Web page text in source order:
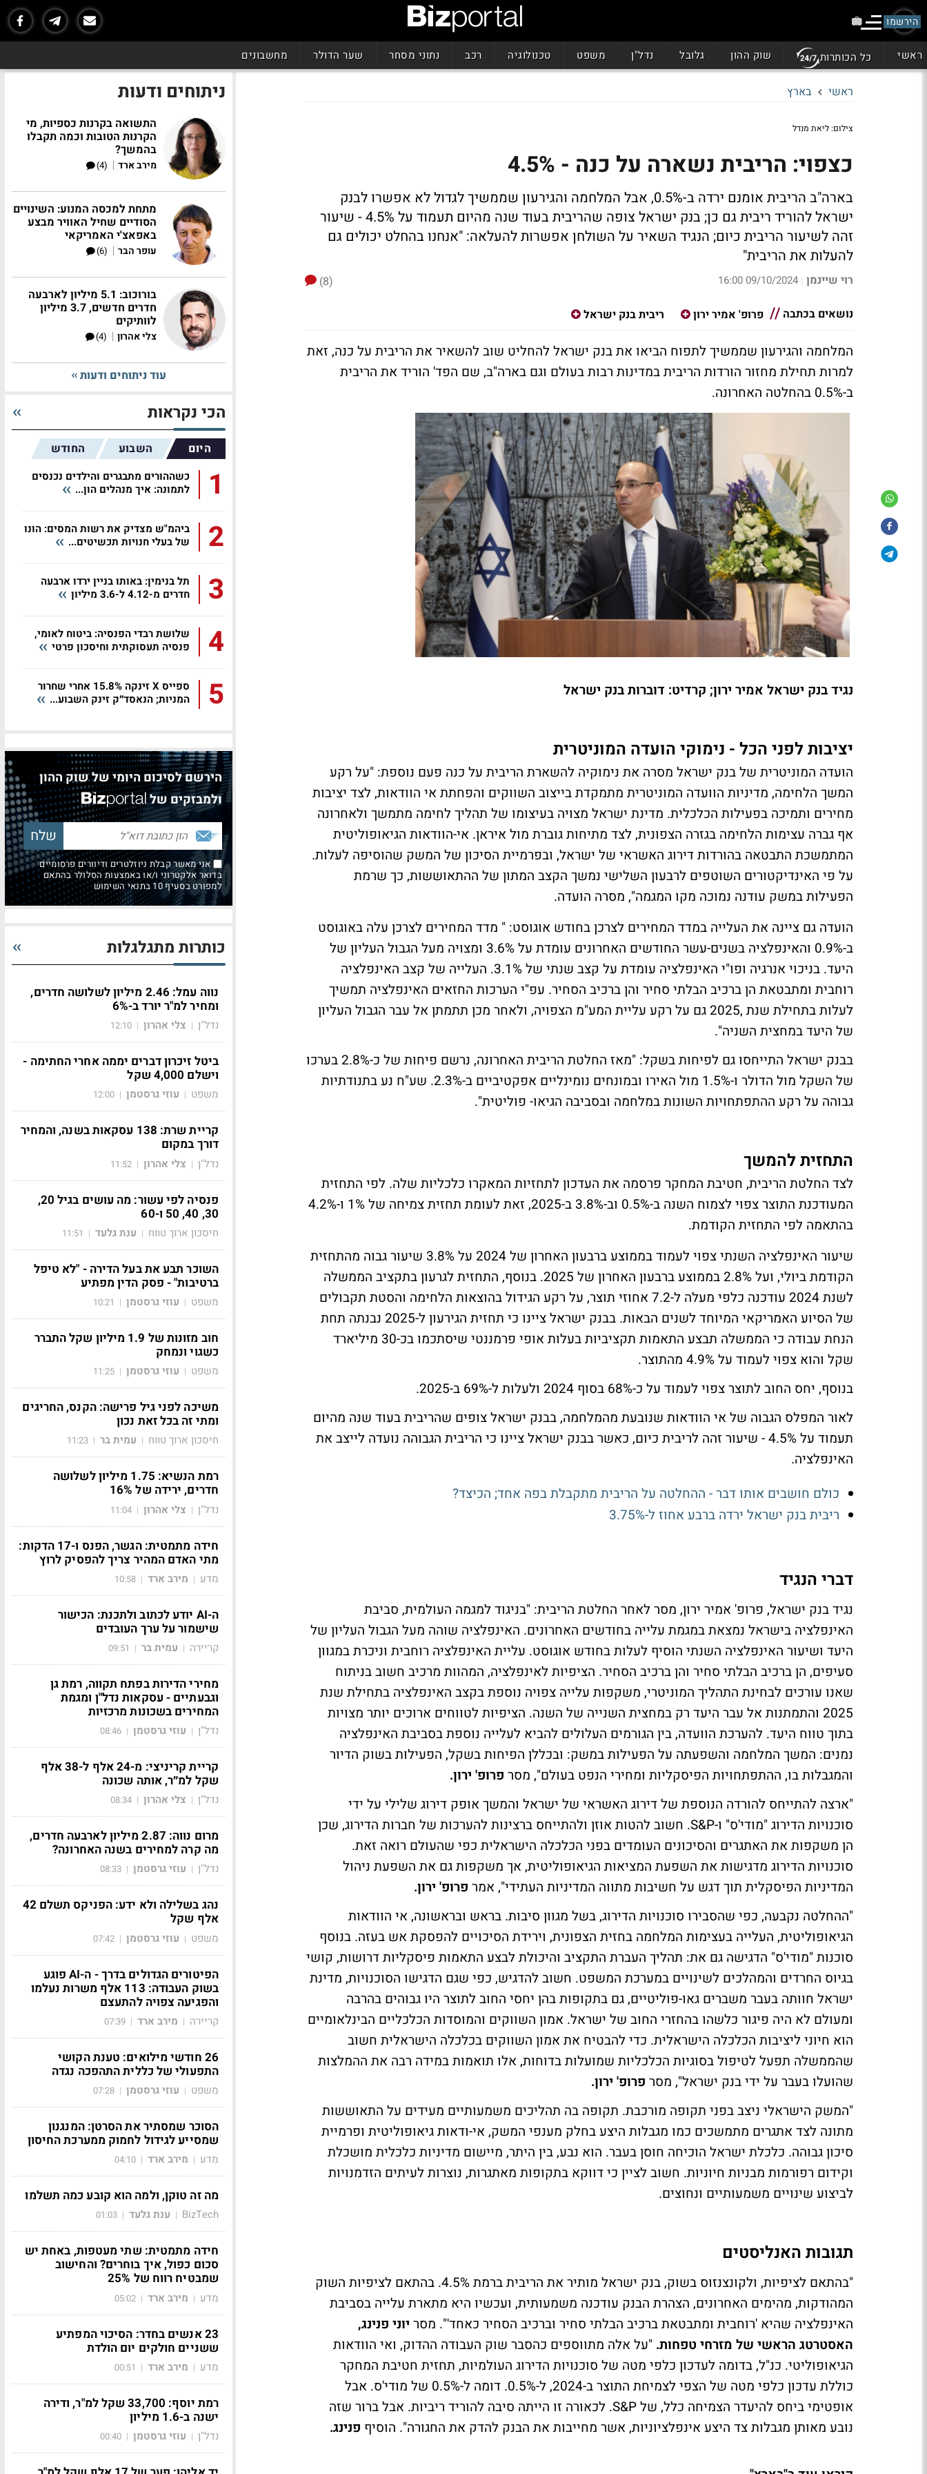
הירשמו
ראשי כל הכותרות שוק ההון גלובל נדל"ן משפט טכנולוגיה רכב נתוני מסחר שער הדולר מחשבונים
ראשי בארץ
צילום: ליאת מנדל
כצפוי: הריבית נשארה על כנה - 4.5%
בארה"ב הריבית אומנם ירדה ב-0.5%, אבל המלחמה והגירעון שממשיך לגדול לא אפשרו לבנק
ישראל להוריד ריבית גם כן; בנק ישראל צופה שהריבית בעוד שנה מהיום תעמוד על 4.5% - שיעור
זהה לשיעור הריבית כיום; הנגיד השאיר על השולחן אפשרות להעלאה: "אנחנו בהחלט יכולים גם
להעלות את הריבית"
רוי שיינמן |
09/10/2024 16:00
(8)
נושאים בכתבה
פרופ' אמיר ירון ריבית בנק ישראל
המלחמה והגירעון שממשיך לתפוח הביאו את בנק ישראל להחליט שוב להשאיר את הריבית על כנה, זאת
למרות תחילת מחזור הורדות הריבית במדינות רבות בעולם וגם בארה"ב, שם הפד' הוריד את הריבית
ב-0.5% בהחלטה האחרונה.
נגיד בנק ישראל אמיר ירון; קרדיט: דוברות בנק ישראל
יציבות לפני הכל - נימוקי הועדה המוניטרית
הועדה המוניטרית של בנק ישראל מסרה את נימוקיה להשארת הריבית על כנה פעם נוספת: "על רקע
המשך הלחימה, מדיניות הוועדה המוניטרית מתמקדת בייצוב השווקים והפחתת אי הוודאות, לצד יציבות
מחירים ותמיכה בפעילות הכלכלית. מדינת ישראל מצויה בעיצומו של תהליך לחימה מתמשך ולאחרונה
אף גברה עצימות הלחימה בגזרה הצפונית, לצד מתיחות גוברת מול איראן. אי-הוודאות הגיאופוליטית
המתמשכת התבטאה בהורדות דירוג האשראי של ישראל, ובפרמיית הסיכון של המשק שהוסיפה לעלות.
על פי האינדיקטורים השוטפים לרבעון השלישי נמשך הקצב המתון של ההתאוששות, כך שרמת
הפעילות במשק עודנה נמוכה מקו המגמה", מסרה הועדה.
הועדה גם ציינה את העלייה במדד המחירים לצרכן בחודש אוגוסט: " מדד המחירים לצרכן עלה באוגוסט
ב-0.9% והאינפלציה בשנים-עשר החודשים האחרונים עומדת על 3.6% ומצויה מעל הגבול העליון של
היעד. בניכוי אנרגיה ופו"י האינפלציה עומדת על קצב שנתי של 3.1%. העלייה של קצב האינפלציה
רוחבית ומתבטאת הן ברכיב הבלתי סחיר והן ברכיב הסחיר. עפ"י הערכות החזאים האינפלציה תמשיך
לעלות בתחילת שנת ,2025 גם על רקע עליית המע"מ הצפויה, ולאחר מכן תתמתן אל עבר הגבול העליון
של היעד במחצית השניה".
בבנק ישראל התייחסו גם לפיחות בשקל: "מאז החלטת הריבית האחרונה, נרשם פיחות של כ-2.8% בערכו
של השקל מול הדולר ו-1.5% מול האירו ובמונחים נומינליים אפקטיביים ב-2.3%. שע"ח נע בתנודתיות
גבוהה על רקע ההתפתחויות השונות במלחמה ובסביבה הגיאו- פוליטית".
התחזית להמשך
לצד החלטת הריבית, חטיבת המחקר פרסמה את העדכון לתחזיות המאקרו כלכליות שלה. לפי התחזית
המעודכנת התוצר צפוי לצמוח השנה ב-0.5% וב-3.8% ב-2025, זאת לעומת תחזית צמיחה של 1% ו-4.2%
בהתאמה לפי התחזית הקודמת.
שיעור האינפלציה השנתי צפוי לעמוד בממוצע ברבעון האחרון של 2024 על 3.8% שיעור גבוה מהתחזית
הקודמת ביולי, ועל 2.8% בממוצע ברבעון האחרון של 2025. בנוסף, התחזית לגרעון בתקציב הממשלה
לשנת 2024 עודכנה כלפי מעלה ל-7.2 אחוזי תוצר, על רקע הגידול בהוצאות הלחימה והסטת תקבולים
של הסיוע האמריקאי המיוחד לשנים הבאות. בבנק ישראל ציינו כי תחזית הגירעון ל-2025 נבנתה תחת
הנחת עבודה כי הממשלה תבצע התאמות תקציביות בעלות אופי פרמננטי שיסתכמו בכ-30 מיליארד
שקל והוא צפוי לעמוד על 4.9% מהתוצר.
בנוסף, יחס החוב לתוצר צפוי לעמוד על כ-68% בסוף 2024 ולעלות ל-69% ב-2025.
לאור המפלס הגבוה של אי הוודאות שנובעת מהמלחמה, בבנק ישראל צופים שהריבית בעוד שנה מהיום
תעמוד על 4.5% - שיעור זהה לריבית כיום, כאשר בבנק ישראל ציינו כי הריבית הגבוהה נועדה לייצב את
האינפלציה.
כולם חושבים אותו דבר - ההחלטה על הריבית מתקבלת בפה אחד; הכיצד?
ריבית בנק ישראל ירדה ברבע אחוז ל-3.75%
דברי הנגיד
נגיד בנק ישראל, פרופ' אמיר ירון, מסר לאחר החלטת הריבית: "בניגוד למגמה העולמית, סביבת
האינפלציה בישראל נמצאת במגמת עלייה בחודשים האחרונים. האינפלציה שוהה מעל הגבול העליון של
היעד ושיעור האינפלציה השנתי הוסיף לעלות בחודש אוגוסט. עליית האינפלציה רוחבית וניכרת במגוון
סעיפים, הן ברכיב הבלתי סחיר והן ברכיב הסחיר. הציפיות לאינפלציה, המהוות מרכיב חשוב בניתוח
שאנו עורכים לבחינת התהליך המוניטרי, משקפות עלייה צפויה נוספת בקצב האינפלציה בתחילת שנת
2025 והתמתנות אל עבר היעד רק במחצית השנייה של השנה. הציפיות לטווחים ארוכים יותר מצויות
בתוך טווח היעד. להערכת הוועדה, בין הגורמים העלולים להביא לעלייה נוספת בסביבת האינפלציה
נמנים: המשך המלחמה והשפעתה על הפעילות במשק: ובכללן הפיחות בשקל, הפעילות בשוק הדיור
והמגבלות בו, ההתפתחויות הפיסקליות ומחירי הנפט בעולם", מסר פרופ' ירון.
"ארצה להתייחס להורדה הנוספת של דירוג האשראי של ישראל והמשך אופק דירוג שלילי על ידי
סוכנויות הדירוג "מודי'ס" ו-S&P. חשוב להטות אוזן ולהתייחס ברצינות להערכות של חברות הדירוג, שכן
הן משקפות את האתגרים והסיכונים העומדים בפני הכלכלה הישראלית כפי שהעולם רואה זאת.
סוכנויות הדירוג מדגישות את השפעת המציאות הגיאופוליטית, אך משקפות גם את השפעת ניהול
המדיניות הפיסקלית תוך דגש על חשיבות מתווה המדיניות העתידי", אמר פרופ' ירון.
"ההחלטה נקבעה, כפי שהסבירו סוכנויות הדירוג, בשל מגוון סיבות. בראש ובראשונה, אי הוודאות
הגיאופוליטית, העלייה בעצימות המלחמה בחזית הצפונית, וירידת הסיכויים להפסקת אש בעזה. בנוסף
סוכנות "מודי'ס" הדגישה גם את: תהליך העברת התקציב והיכולת לבצע התאמות פיסקליות דרושות, קושי
בגיוס החרדים והמהלכים לשינויים במערכת המשפט. חשוב להדגיש, כפי שגם הדגישו הסוכנויות, מדינת
ישראל חוותה בעבר משברים גאו-פוליטיים, גם בתקופות בהן יחסי החוב לתוצר היו גבוהים בהרבה
ומעולם לא היה פיגור כלשהו בהחזרי החוב של ישראל. אמון השווקים והמוסדות הכלכליים הבינלאומיים
הוא חיוני ליציבות הכלכלה הישראלית. כדי להבטיח את אמון השווקים בכלכלה הישראלית חשוב
שהממשלה תפעל לטיפול בסוגיות הכלכליות שמועלות בדוחות, אלו תואמות במידה רבה את ההמלצות
שהועלו בעבר על ידי בנק ישראל", מסר פרופ' ירון.
"המשק הישראלי ניצב בפני תקופה מורכבת. תקופה בה תהליכים משמעותיים מעידים על התאוששות
מתונה לצד אתגרים מתמשכים כמו מגבלות היצע בחלק מענפי המשק, אי-ודאות גיאופוליטית ופרמיית
סיכון גבוהה. כלכלת ישראל הוכיחה חוסן בעבר. הוא נבע, בין היתר, מיישום מדיניות כלכלית מושכלת
וקידום רפורמות מבניות חיוניות. חשוב לציין כי דווקא בתקופות מאתגרות, נוצרות לעיתים הזדמנויות
לביצוע שינויים משמעותיים ונחוצים.
תגובות האנליסטים
"בהתאם לציפיות, ולקונצנזוס בשוק, בנק ישראל מותיר את הריבית ברמת 4.5%. בהתאם לציפיות השוק
המהודקות, מהימים האחרונים, הצהרת הבנק עודכנה משמעותית, ועכשיו היא מתארת עלייה בסביבת
האינפלציה שהיא 'רוחבית ומתבטאת ברכיב הבלתי סחיר וברכיב הסחיר כאחד'". מסר יוני פנינג,
האסטרטג הראשי של מזרחי טפחות. "על אלה מתווספים כהסבר שוק העבודה ההדוק, ואי הוודאות
הגיאופוליטי. כנ"ל, בדומה לעדכון כלפי מטה של סוכנויות הדירוג העולמיות, תחזית חטיבת המחקר
כוללת עדכון כלפי מטה של הצפי לצמיחת התוצר ב-2024, ל-0.5%. דומה ל-0.5% של מודי'ס. אבל
אופטימי ביחס להיעדר הצמיחה כלל, של S&P. לכאורה זו הייתה סיבה להוריד ריביות. אבל ברור שזה
נובע מאותן מגבלות צד היצע אינפלציוניות, אשר מחייבות את הבנק להדק את החגורה". הוסיף פנינג.
ניתוחים ודעות
התשואה בקרנות כספיות, מי
הקרנות הטובות וכמה תקבלו
בהמשך?
מירב ארד |
(4)
מתחת למכסה המנוע: השינויים
הסודיים שחיל האוויר מבצע
באפאצ'י האמריקאי
עופר הבר |
(6)
בורוכוב: 5.1 מיליון לארבעה
חדרים חדשים, 3.7 מיליון
לוותיקים
צלי אהרון |
(4)
עוד ניתוחים ודעות
הכי נקראות
היום השבוע החודש
1
כשההורים מתבגרים והילדים נכנסים
לתמונה: איך מנהלים הון...
2
ביהמ"ש מצדיק את רשות המסים: הונו
של בעלי חנויות תכשיטים...
3
תל בנימין: באותו בניין ירדו ארבעה
חדרים מ-4.12 ל-3.6 מיליון
4
שלושת רבדי הפנסיה: ביטוח לאומי,
פנסיה תעסוקתית וחיסכון פרטי
5
ספייס X זינקה 15.8% אחרי שחרור
המניות; הנאסד״ק זינק השבוע...
הירשם לסיכום היומי של שוק ההון
ולמבזקים של
אני מאשר קבלת ניוזלטרים ודיוורים פרסומיים
בדואר אלקטרוני ו/או באמצעות הסלולר בהתאם
למפורט בסעיף 10 בתנאי השימוש
כותרות מתגלגלות
נווה עמל: 2.46 מיליון לשלושה חדרים,
ומחיר למ"ר יורד ב-6%
נדל"ן | צלי אהרון |
12:10
ביטל זיכרון דברים יממה אחרי החתימה -
וישלם 4,000 שקל
משפט | עוזי גרסטמן |
12:00
קריית שרת: 138 עסקאות בשנה, והמחיר
דורך במקום
נדל"ן | צלי אהרון |
11:52
פנסיה לפי עשור: מה עושים בגיל 20,
30, 40, 50 ו-60
חיסכון ארוך טווח | ענת גלעד |
11:51
השוכר תבע את בעל הדירה - "לא טיפל
ברטיבות" - פסק הדין מפתיע
משפט | עוזי גרסטמן |
10:21
חוב מזונות של 1.9 מיליון שקל התברר
כשגוי ונמחק
משפט | עוזי גרסטמן |
11:25
משיכה לפני גיל פרישה: הקנס, החריגים
ומתי זה בכל זאת נכון
חיסכון ארוך טווח | עמית בר |
11:23
רמת הנשיא: 1.75 מיליון לשלושה
חדרים, ירידה של 16%
נדל"ן | צלי אהרון |
11:04
חידה מתמטית: הגשר, הפנס ו-17 הדקות:
מתי האדם המהיר צריך להפסיק לרוץ
מדע | מירב ארד |
10:58
ה-AI יודע לכתוב ולתכנת: הכישור
שישמור על ערך העובדים
קריירה | עמית בר |
09:51
מחירי הדירות בפתח תקווה, רמת גן
וגבעתיים - עסקאות נדל"ן ומגמת
המחירים בשכונות מרכזיות
נדל"ן | עוזי גרסטמן |
08:46
קריית קריניצי: מ-24 אלף ל-38 אלף
שקל למ״ר, אותה שכונה
נדל"ן | צלי אהרון |
08:34
מרום נווה: 2.87 מיליון לארבעה חדרים,
מה קרה למחירים בשנה האחרונה?
נדל"ן | עוזי גרסטמן |
08:33
נהג בשלילה ולא ידע: הפניקס תשלם 42
אלף שקל
משפט | עוזי גרסטמן |
07:42
הפיטורים הגדולים בדרך - ה-AI פוגע
בשוק העבודה: 113 אלף משרות נעלמו
והפגיעה צפויה להתעצם
קריירה | מירב ארד |
07:39
26 חודשי מילואים: טענת הקושי
התפעולי של כללית התהפכה נגדה
משפט | עוזי גרסטמן |
07:28
הסוכר שמסתיר את הסרטן: המנגנון
שמסייע לגידול לחמוק ממערכת החיסון
מדע | מירב ארד |
04:10
מה זה טוקן, ולמה הוא קובע כמה תשלמו
BizTech
| ענת גלעד |
01:03
חידה מתמטית: שתי מעטפות, באחת יש
סכום כפול, איך בוחרים? והחישוב
שמבטיח רווח של 25%
מדע | מירב ארד |
05:02
23 אנשים בחדר: הסיכוי המפתיע
ששניים חולקים יום הולדת
מדע | מירב ארד |
00:51
רמת יוסף: 33,700 שקל למ"ר, ודירה
ישנה ב-1.6 מיליון
נדל"ן | עוזי גרסטמן |
00:40